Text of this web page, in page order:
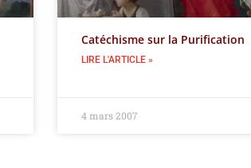
Catéchisme sur la Purification
LIRE L'ARTICLE »
4 mars 2007